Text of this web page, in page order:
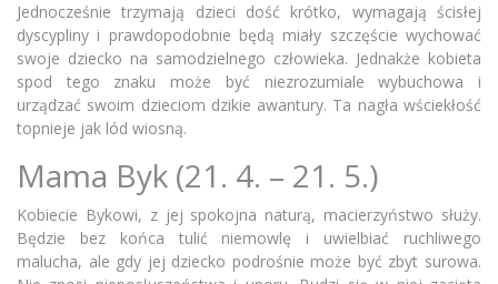
Jednocześnie trzymają dzieci dość krótko, wymagają ścisłej
dyscypliny i prawdopodobnie będą miały szczęście wychować
swoje dziecko na samodzielnego człowieka. Jednakże kobieta
spod tego znaku może być niezrozumiale wybuchowa i
urządzać swoim dzieciom dzikie awantury. Ta nagła wściekłość
topnieje jak lód wiosną.
Mama Byk (21. 4. – 21. 5.)
Kobiecie Bykowi, z jej spokojna naturą, macierzyństwo służy.
Będzie bez końca tulić niemowlę i uwielbiać ruchliwego
malucha, ale gdy jej dziecko podrośnie może być zbyt surowa.